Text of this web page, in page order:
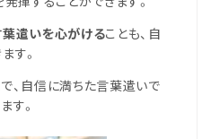
遣いを心がけることも、自
す。
、自信に満ちた言葉遣いで
す。